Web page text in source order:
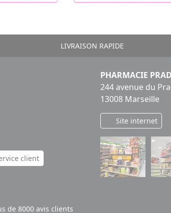
LIVRAISON RAPIDE
client
de 8000 avis clients
PHARMACIE
244 avenue du
13008 Marseille
Site internet